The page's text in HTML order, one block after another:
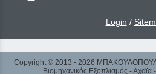
Login /
Copyright © 2013 - 2026
Βιομηχανικός Εξοπλισμός -